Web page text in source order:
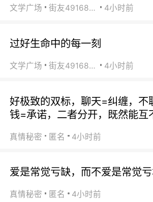
文学广场 街友49168527 4小时前
过好生命中的每一刻
文学广场 街友49168527 4小时前
好极致的双标，聊天=纠缠，不
钱=承诺，二者分开，既然能互
真情秘密 匿名 4小时前
爱是常觉亏缺，而不爱是常觉
真情秘密 匿名 4小时前